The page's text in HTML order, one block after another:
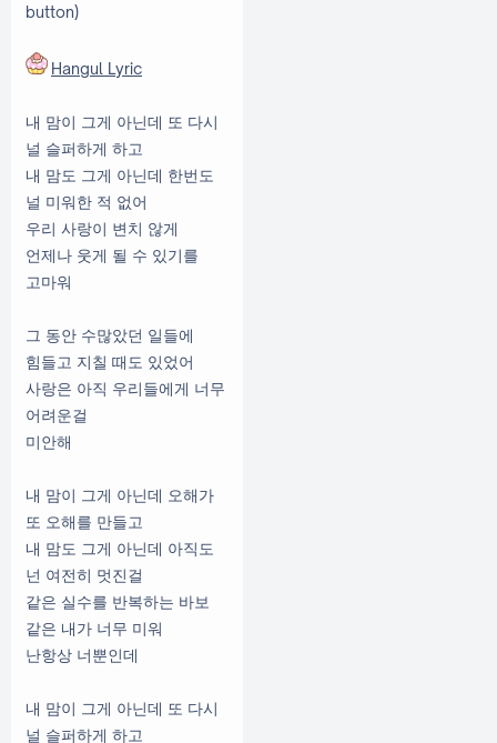
button)
Hangul Lyric
내 맘이 그게 아닌데 또 다시
널 슬퍼하게 하고
내 맘도 그게 아닌데 한번도
널 미워한 적 없어
우리 사랑이 변치 않게
언제나 웃게 될 수 있기를
고마워
그 동안 수많았던 일들에
힘들고 지칠 때도 있었어
사랑은 아직 우리들에게 너무
어려운걸
미안해
내 맘이 그게 아닌데 오해가
또 오해를 만들고
내 맘도 그게 아닌데 아직도
넌 여전히 멋진걸
같은 실수를 반복하는 바보
같은 내가 너무 미워
난항상 너뿐인데
내 맘이 그게 아닌데 또 다시
널 슬퍼하게 하고